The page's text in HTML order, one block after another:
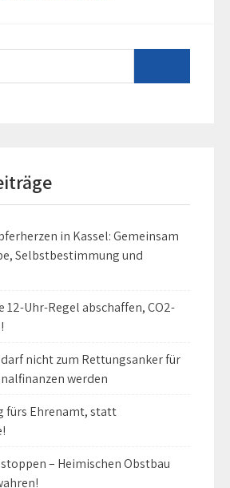
in Kassel: Gemeinsam
Selbstbestimmung und
12-Uhr-Regel abschaffen, CO2-
nicht zum Rettungsanker für
werden
fürs Ehrenamt, statt
– Heimischen Obstbau